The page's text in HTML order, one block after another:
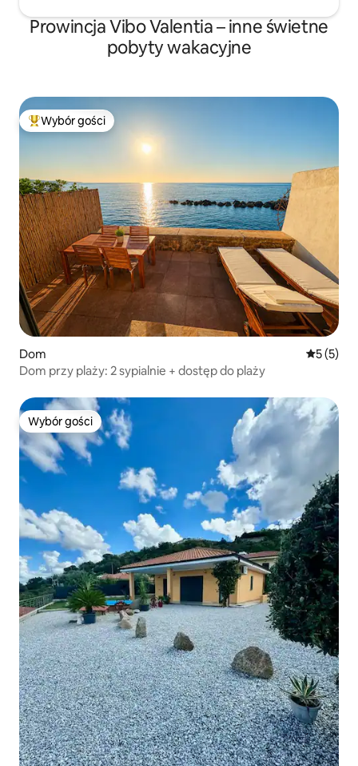
Prowincja Vibo Valentia – inne świetne
pobyty wakacyjne
Najpopularniejsze z kategorii Wybór gości
Wybór gości
Dom Średnia
5 (5)
Dom przy plaży: 2 sypialnie + dostęp do plaży
Wybór gości
Wybór gości